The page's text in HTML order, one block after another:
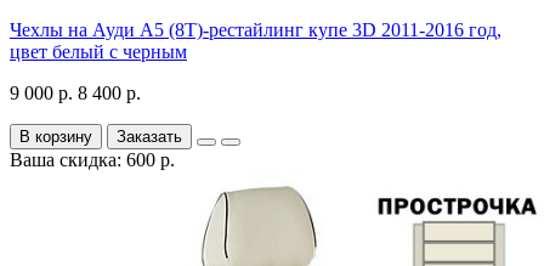
Чехлы на Ауди А5 (8Т)-рестайлинг купе 3D 2011-2016 год,
цвет белый с черным
9 000 р. 8 400 р.
В корзину Заказать
Ваша скидка: 600 р.